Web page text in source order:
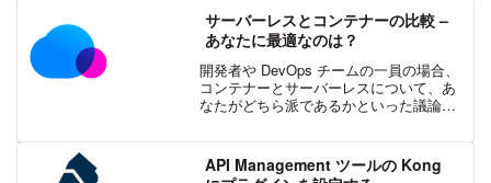
は、Weather API の統合を進める前に...
サーバーレスとコンテナーの比較 –
あなたに最適なのは？
開発者や DevOps チームの一員の場合、
コンテナーとサーバーレスについて、あ
なたがどちら派であるかといった議論を
が主催したディベートを振り返ります。
コンテナ...
API Management ツールの Kong